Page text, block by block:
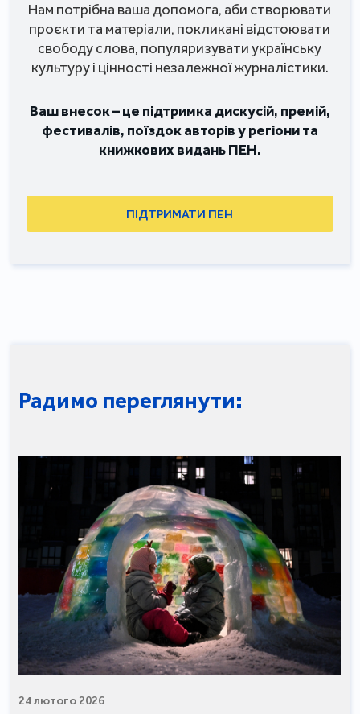
Нам потрібна ваша допомога, аби створювати
проєкти та матеріали, покликані відстоювати
свободу слова, популяризувати українську
культуру і цінності незалежної журналістики.
Ваш внесок – це підтримка дискусій, премій,
фестивалів, поїздок авторів у регіони та
книжкових видань ПЕН.
ПІДТРИМАТИ ПЕН
Радимо переглянути:
24 лютого 2026